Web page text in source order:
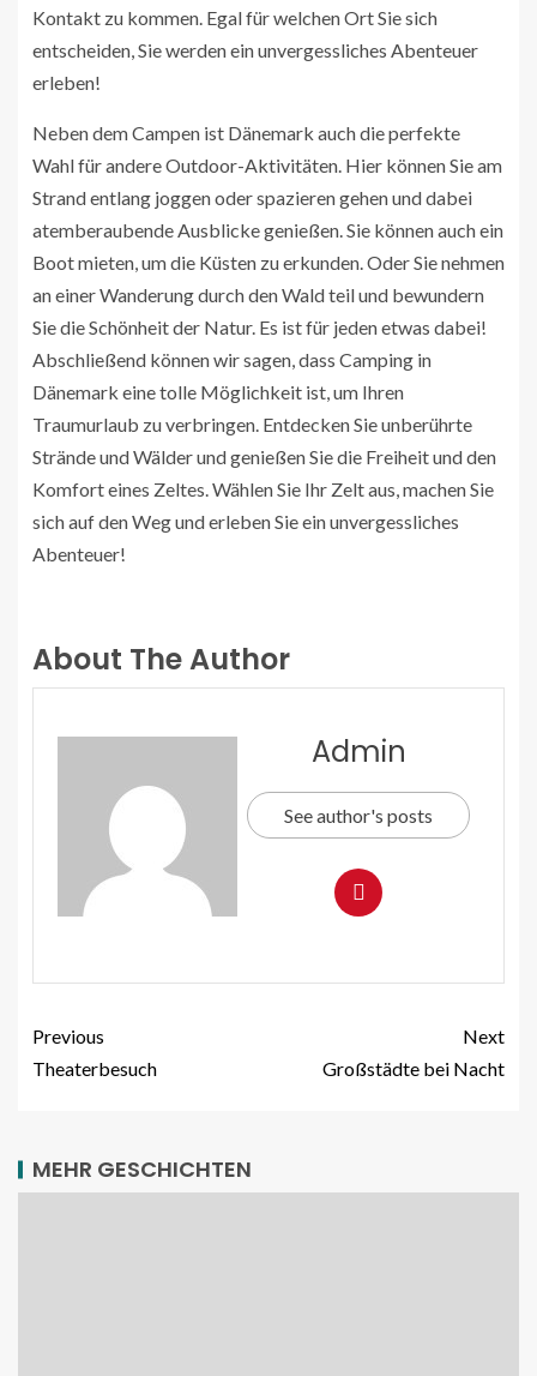
Kontakt zu kommen. Egal für welchen Ort Sie sich
entscheiden, Sie werden ein unvergessliches Abenteuer
erleben!
Neben dem Campen ist Dänemark auch die perfekte
Wahl für andere Outdoor-Aktivitäten. Hier können Sie am
Strand entlang joggen oder spazieren gehen und dabei
atemberaubende Ausblicke genießen. Sie können auch ein
Boot mieten, um die Küsten zu erkunden. Oder Sie nehmen
an einer Wanderung durch den Wald teil und bewundern
Sie die Schönheit der Natur. Es ist für jeden etwas dabei!
Abschließend können wir sagen, dass Camping in
Dänemark eine tolle Möglichkeit ist, um Ihren
Traumurlaub zu verbringen. Entdecken Sie unberührte
Strände und Wälder und genießen Sie die Freiheit und den
Komfort eines Zeltes. Wählen Sie Ihr Zelt aus, machen Sie
sich auf den Weg und erleben Sie ein unvergessliches
Abenteuer!
About The Author
Admin
See author's posts
Previous
Theaterbesuch
Next
Großstädte bei Nacht
MEHR GESCHICHTEN